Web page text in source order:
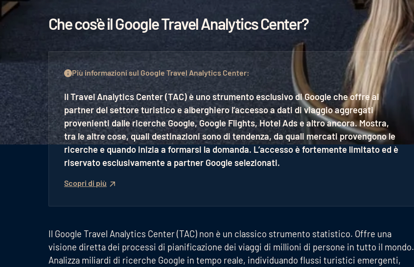
Che cos'è il Google Travel Analytics Center?
Più informazioni sul Google Travel Analytics Center:
Il Travel Analytics Center (TAC) è uno strumento esclusivo di Google che offre ai
partner del settore turistico e alberghiero l’accesso a dati di viaggio aggregati
provenienti dalle ricerche Google, Google Flights, Hotel Ads e altro ancora. Mostra,
tra le altre cose, quali destinazioni sono di tendenza, da quali mercati provengono le
ricerche e quando inizia a formarsi la domanda. L’accesso è fortemente limitato ed è
riservato esclusivamente a partner Google selezionati.
Scopri di più
Il Google Travel Analytics Center (TAC) non è un classico strumento statistico. Offre una
visione diretta dei processi di pianificazione dei viaggi di millioni di persone in tutto il mondo.
Analizza miliardi di ricerche Google in tempo reale, individuando flussi turistici emergenti,